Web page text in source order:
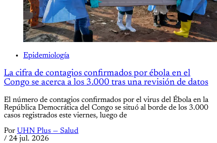
Epidemiología
La cifra de contagios confirmados por ébola en el
Congo se acerca a los 3.000 tras una revisión de datos
El número de contagios confirmados por el virus del Ébola en la
República Democrática del Congo se situó al borde de los 3.000
casos registrados este viernes, luego de
Por UHN Plus — Salud
/ 24 jul. 2026